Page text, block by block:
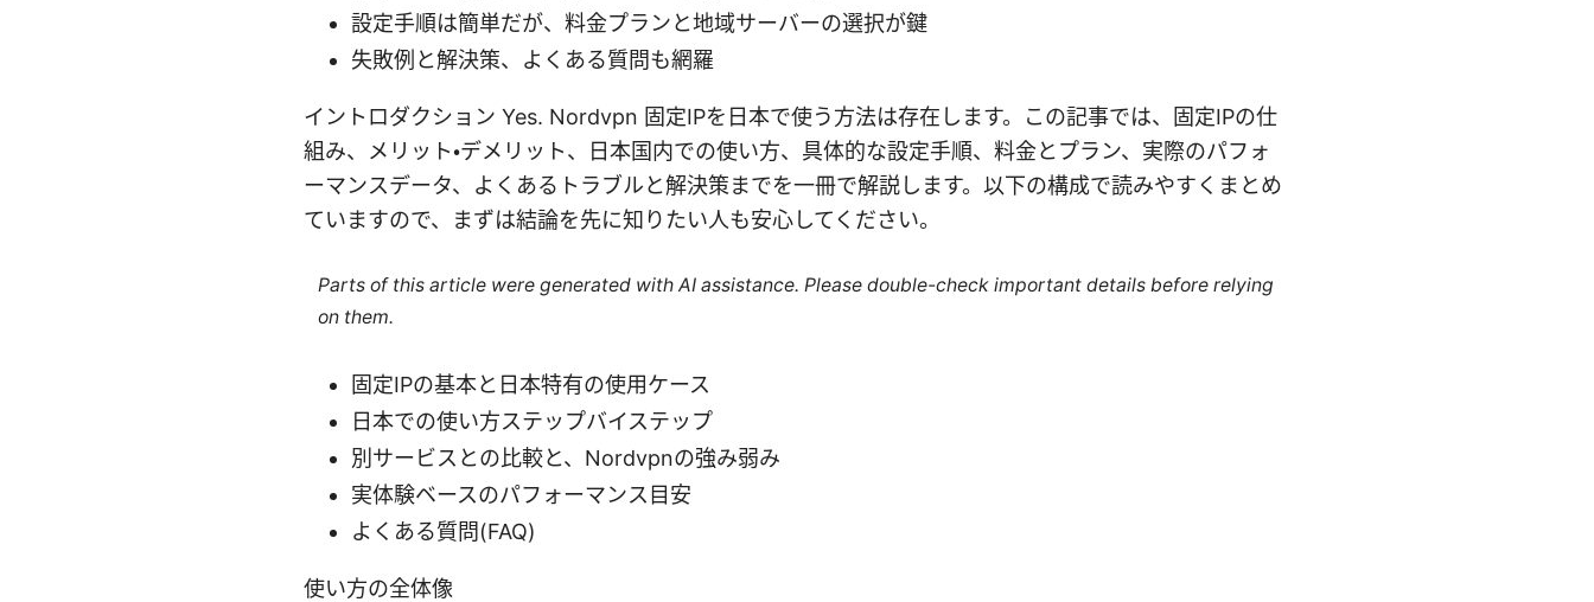
設定手順は簡単だが、料金プランと地域サーバーの選択が鍵
失敗例と解決策、よくある質問も網羅
イントロダクション Yes. Nordvpn 固定IPを日本で使う方法は存在します。この記事では、固定IPの仕
組み、メリット・デメリット、日本国内での使い方、具体的な設定手順、料金とプラン、実際のパフォ
ーマンスデータ、よくあるトラブルと解決策までを一冊で解説します。以下の構成で読みやすくまとめ
ていますので、まずは結論を先に知りたい人も安心してください。
Parts of this article were generated with AI assistance. Please double-check important details before relying
on them.
固定IPの基本と日本特有の使用ケース
日本での使い方ステップバイステップ
別サービスとの比較と、Nordvpnの強み弱み
実体験ベースのパフォーマンス目安
よくある質問(FAQ)
使い方の全体像